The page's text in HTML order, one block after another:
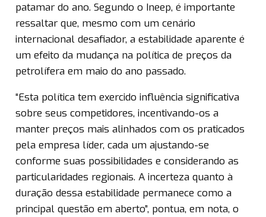
patamar do ano. Segundo o Ineep, é importante
ressaltar que, mesmo com um cenário
internacional desafiador, a estabilidade aparente é
um efeito da mudança na política de preços da
petrolífera em maio do ano passado.
“Esta política tem exercido influência significativa
sobre seus competidores, incentivando-os a
manter preços mais alinhados com os praticados
pela empresa líder, cada um ajustando-se
conforme suas possibilidades e considerando as
particularidades regionais. A incerteza quanto à
duração dessa estabilidade permanece como a
principal questão em aberto”, pontua, em nota, o